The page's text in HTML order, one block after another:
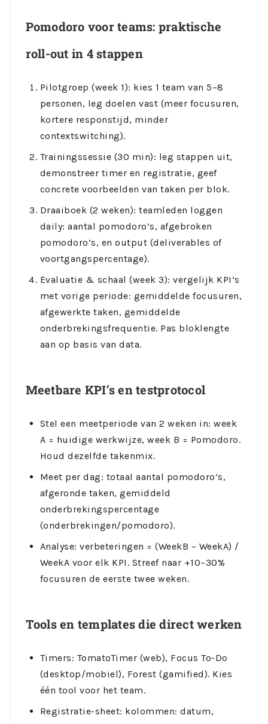
Pomodoro voor teams: praktische
roll-out in 4 stappen
Pilotgroep (week 1): kies 1 team van 5–8
personen, leg doelen vast (meer focusuren,
kortere responstijd, minder
contextswitching).
Trainingssessie (30 min): leg stappen uit,
demonstreer timer en registratie, geef
concrete voorbeelden van taken per blok.
Draaiboek (2 weken): teamleden loggen
daily: aantal pomodoro’s, afgebroken
pomodoro’s, en output (deliverables of
voortgangspercentage).
Evaluatie & schaal (week 3): vergelijk KPI’s
met vorige periode: gemiddelde focusuren,
afgewerkte taken, gemiddelde
onderbrekingsfrequentie. Pas bloklengte
aan op basis van data.
Meetbare KPI’s en testprotocol
Stel een meetperiode van 2 weken in: week
A = huidige werkwijze, week B = Pomodoro.
Houd dezelfde takenmix.
Meet per dag: totaal aantal pomodoro’s,
afgeronde taken, gemiddeld
onderbrekingspercentage
(onderbrekingen/pomodoro).
Analyse: verbeteringen = (WeekB – WeekA) /
WeekA voor elk KPI. Streef naar +10–30%
focusuren de eerste twee weken.
Tools en templates die direct werken
Timers: TomatoTimer (web), Focus To-Do
(desktop/mobiel), Forest (gamified). Kies
één tool voor het team.
Registratie-sheet: kolommen: datum,